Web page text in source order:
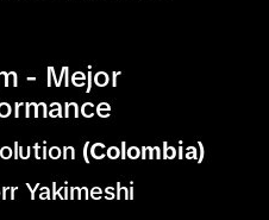
- Mejor
(Colombia)
Yakimeshi